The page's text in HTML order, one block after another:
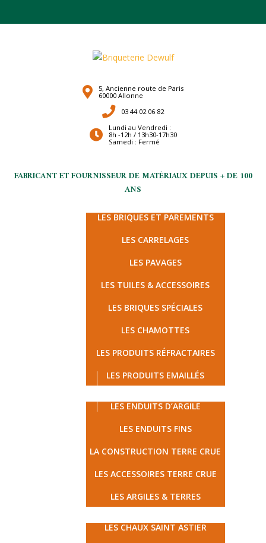
5, Ancienne route de Paris
60000 Allonne
03 44 02 06 82
Lundi au Vendredi :
8h -12h / 13h30-17h30
Samedi : Fermé
FABRICANT ET FOURNISSEUR DE MATÉRIAUX DEPUIS + DE 100
ANS
LES BRIQUES ET PAREMENTS
LES CARRELAGES
LES PAVAGES
LES TUILES & ACCESSOIRES
LES BRIQUES SPÉCIALES
LES CHAMOTTES
LES PRODUITS RÉFRACTAIRES
LES PRODUITS EMAILLÉS
LES ENDUITS D’ARGILE
LES ENDUITS FINS
LA CONSTRUCTION TERRE CRUE
LES ACCESSOIRES TERRE CRUE
LES ARGILES & TERRES
LES CHAUX SAINT ASTIER